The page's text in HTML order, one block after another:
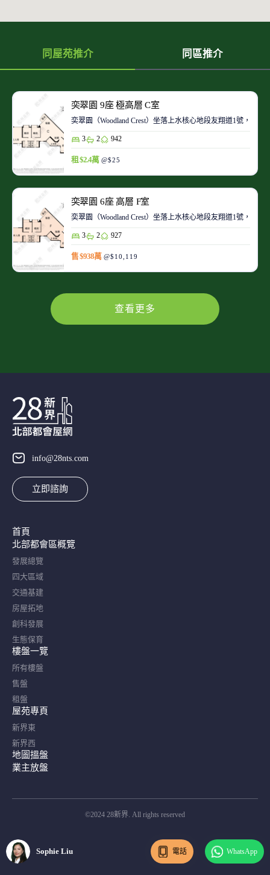
同屋苑推介 同區推介
奕翠園 9座 極高層 C室
奕翠園（Woodland Crest）坐落上水核心地段友翔道1號，由
3 2 942
租 $2.4萬 @$25
奕翠園 6座 高層 F室
奕翠園（Woodland Crest）坐落上水核心地段友翔道1號，由
3 2 927
售 $938萬 @$10,119
查看更多
info@28nts.com
立即諮詢
首頁
北部都會區概覽​
發展總覽
四大區域
交通基建
房屋拓地
創科發展
生態保育
樓盤一覽
所有樓盤
售盤
租盤
屋苑專頁
新界東
新界西
地圖搵盤
業主放盤
©2024 28新界. All rights reserved
Sophie Liu
Sophie Liu 電話 WhatsApp